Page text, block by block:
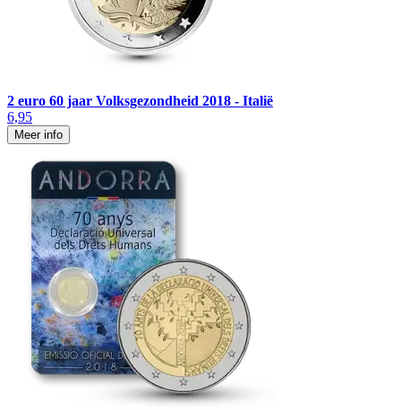
2 euro 60 jaar Volksgezondheid 2018 - Italië
6,95
Meer info